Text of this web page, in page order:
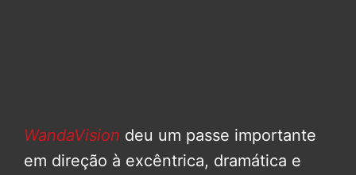
WandaVision deu um passe importante
em direção à excêntrica, dramática e